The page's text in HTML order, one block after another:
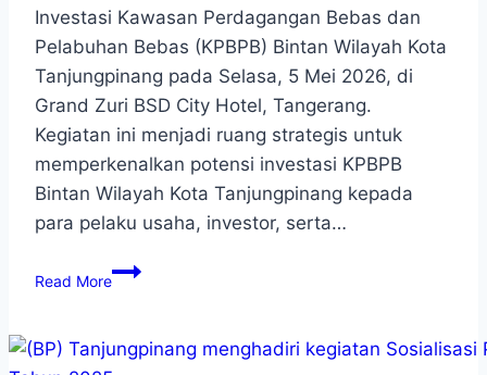
Investasi Kawasan Perdagangan Bebas dan
Pelabuhan Bebas (KPBPB) Bintan Wilayah Kota
Tanjungpinang pada Selasa, 5 Mei 2026, di
Grand Zuri BSD City Hotel, Tangerang.
Kegiatan ini menjadi ruang strategis untuk
memperkenalkan potensi investasi KPBPB
Bintan Wilayah Kota Tanjungpinang kepada
para pelaku usaha, investor, serta…
Read More